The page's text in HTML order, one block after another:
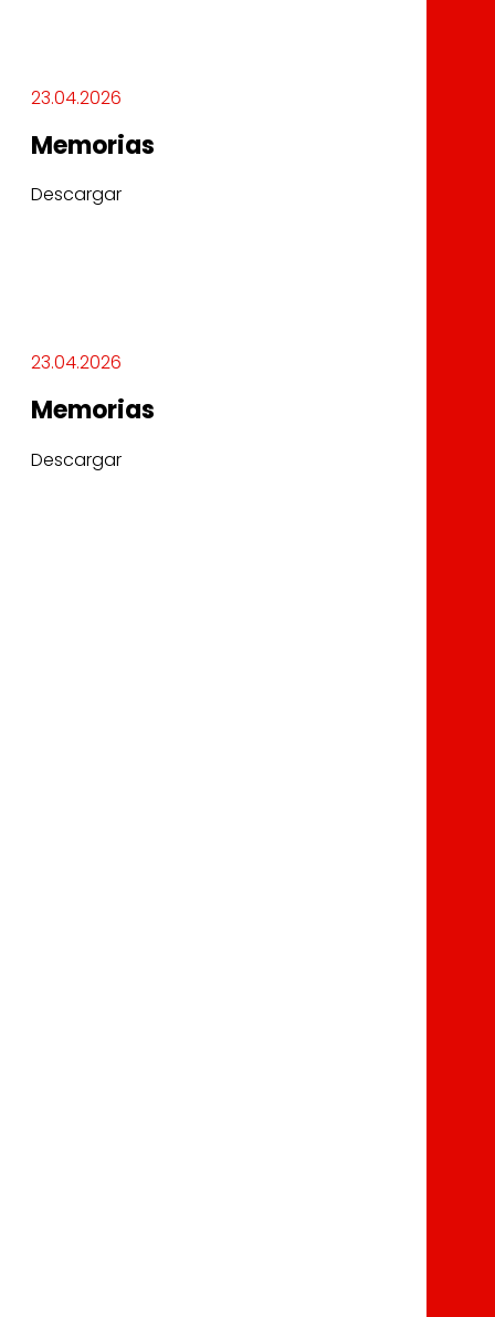
23.04.2026
Memorias
Descargar
23.04.2026
Memorias
Descargar